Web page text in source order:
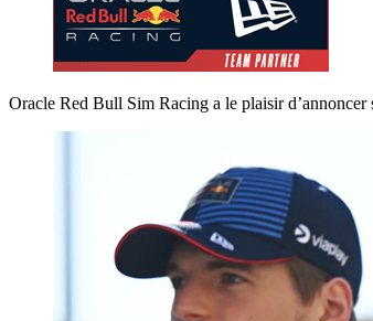
Oracle Red Bull Sim Racing a le plaisir d’annoncer